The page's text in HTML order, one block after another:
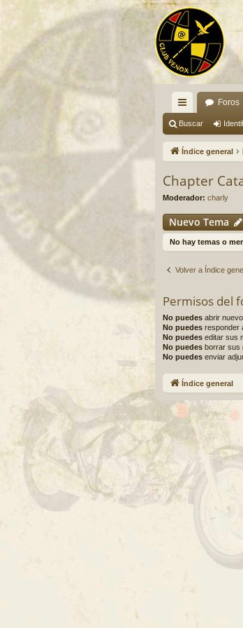
nl
ac
rá
do
s
Foros
Buscar
Índice general
Chapter
Moderador: charly
Nuevo Tema
No hay temas o
Volver a Índice
Permisos del
No puedes abrir
No puedes responder
No puedes editar sus
No puedes borrar sus
No puedes enviar
Índice general